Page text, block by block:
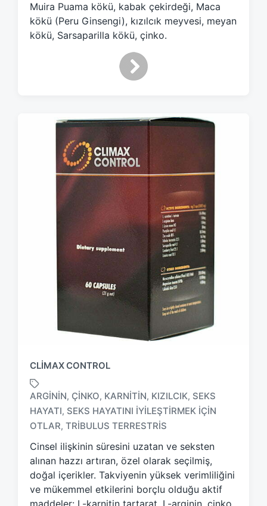
h
Muira Puama kökü, kabak çekirdeği, Maca
kökü (Peru Ginsengi), kızılcık meyvesi, meyan
kökü, Sarsaparilla kökü, çinko.
CLIMAX CONTROL
T
a
g
e
d
w
ARGININ, ÇINKO, KARNITIN, KIZILCIK, SEKS
HAYATI, SEKS HAYATINI IYILEŞTIRMEK IÇIN
OTLAR, TRIBULUS TERRESTRIS
Cinsel ilişkinin süresini uzatan ve seksten
alınan hazzı artıran, özel olarak seçilmiş,
doğal içerikler. Takviyenin yüksek verimliliğini
ve mükemmel etkilerini borçlu olduğu aktif
maddeler: L-karnitin tartarat, L-arginin, çinko